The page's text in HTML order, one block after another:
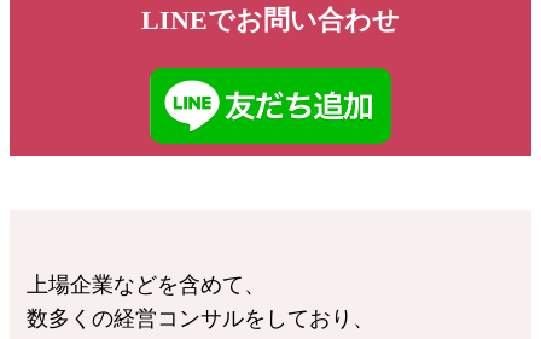
LINEでお問い合わせ
上場企業などを含めて、
数多くの経営コンサルをしており、